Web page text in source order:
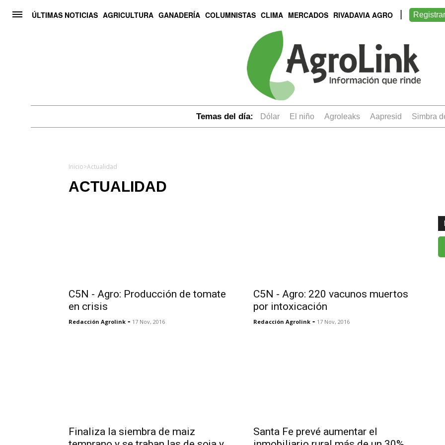
ÚLTIMAS NOTICIAS AGRICULTURA GANADERÍA COLUMNISTAS CLIMA MERCADOS RIVADAVIA AGRO
Temas del día: dólar el niño Agroleaks aapresid simbra
Inicio>Actualidad
ACTUALIDAD
C5N - Agro: Producción de tomate
en crisis
Redacción Agrolink - 17 Nov, 2016
C5N - Agro: 220 vacunos muertos
por intoxicación
Redacción Agrolink - 17 Nov, 2016
Finaliza la siembra de maiz
Santa Fe prevé aumentar el